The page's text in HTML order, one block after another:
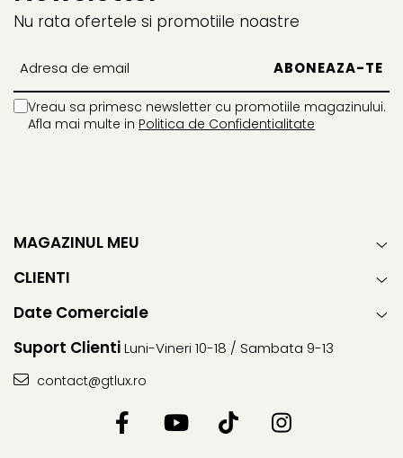
Nu rata ofertele si promotiile noastre
Vreau sa primesc newsletter cu promotiile magazinului.
Afla mai multe in Politica de Confidentialitate
MAGAZINUL MEU
CLIENTI
Date Comerciale
Suport ClientiLuni-Vineri 10-18 / Sambata 9-13
contact@gtlux.ro